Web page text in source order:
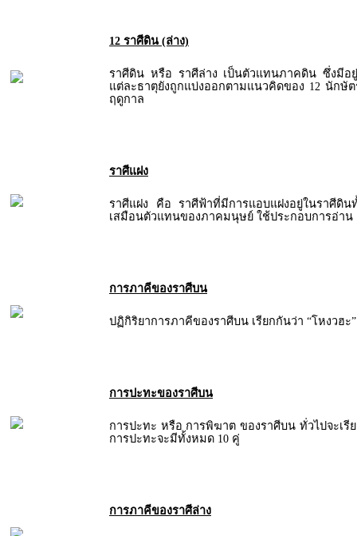
12 ราศีดิน (ล่าง)
ราศีดิน หรือ ราศีล่าง เป็นตัวแทนภาคดิน ซึ่งมี
แต่ละธาตุยังถูกแบ่งออกตามแนวคิดของ 12 นักษั
ฤดูกาล
ราศีแฝง
ราศีแฝง คือ ราศีฟ้าที่มีการแอบแฝงอยู่ในราศีดิ
เสมือนตัวแทนของภาคมนุษย์ ใช้ประกอบการอ่าน
การภาคีของราศีบน
ปฏิกิริยาการภาคีของราศีบน เรียกกันว่า “โหงวฮะ
การปะทะของราศีบน
การปะทะ หรือ การพิฆาต ของราศีบน ทั่วไปจะเรี
การปะทะจะมีทั้งหมด 10 คู่
การภาคีของราศีล่าง